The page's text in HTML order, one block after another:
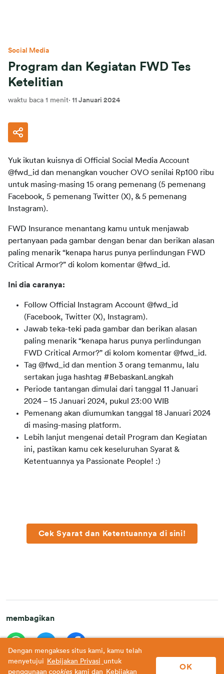
Social Media
Program dan Kegiatan FWD Tes
Ketelitian
waktu baca 1 menit· 11 Januari 2024
Yuk ikutan kuisnya di
@fwd_id dan menangkan voucher OVO senilai Rp100 ribu
untuk masing-masing 15 orang pemenang (5 pemenang
Facebook, 5 pemenang Twitter (X), & 5 pemenang
Instagram).
FWD Insurance menantang kamu untuk menjawab
pertanyaan pada gambar dengan benar dan berikan alasan
paling menarik “kenapa harus punya perlindungan FWD
Critical Armor?” di kolom komentar @fwd_id.
Ini dia caranya:
Follow Official Instagram Account @fwd_id
(Facebook, Twitter (X), Instagram).
Jawab teka-teki pada gambar dan berikan alasan
paling menarik “kenapa harus punya perlindungan
FWD Critical Armor?” di kolom komentar @fwd_id.
Tag @fwd_id dan mention 3 orang temanmu, lalu
sertakan juga hashtag # BebaskanLangkah
Periode tantangan dimulai dari tanggal 11 Januari
2024 – 15 Januari 2024, pukul 23:00 WIB
Pemenang akan diumumkan tanggal 18 Januari 2024
di masing-masing platform.
Lebih lanjut mengenai detail Program dan Kegiatan
ini, pastikan kamu cek keseluruhan Syarat &
Ketentuannya ya Passionate People! :)
Cek Syarat dan Ketentuannya di sini!
membagikan
Dengan mengakses situs kami, kamu telah
menyetujui
Kebijakan Privasi untuk
penggunaan cookies kami dan Kebijakan
OK